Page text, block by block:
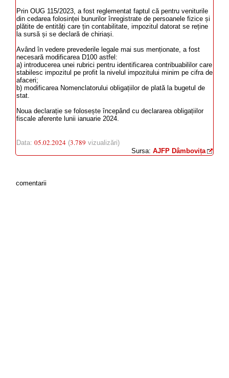
Prin OUG 115/2023, a fost reglementat faptul că pentru veniturile
din cedarea folosinței bunurilor înregistrate de persoanele fizice și
plătite de entități care țin contabilitate, impozitul datorat se reține
la sursă și se declară de chiriași.
Având în vedere prevederile legale mai sus menționate, a fost
necesară modificarea D100 astfel:
a) introducerea unei rubrici pentru identificarea contribuabililor care
stabilesc impozitul pe profit la nivelul impozitului minim pe cifra de
afaceri;
b) modificarea Nomenclatorului obligațiilor de plată la bugetul de
stat.
Noua declarație se folosește începând cu declararea obligațiilor
fiscale aferente lunii ianuarie 2024.
Data: 05.02.2024 (3.789 vizualizări)
Sursa: AJFP Dâmbovița
comentarii